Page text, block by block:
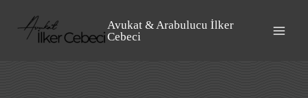
content
Avukat & Arabulucu İlker
Cebeci